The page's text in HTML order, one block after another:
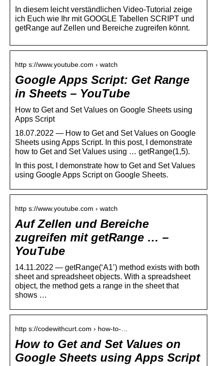
In diesem leicht verständlichen Video-Tutorial zeige
ich Euch wie Ihr mit GOOGLE Tabellen SCRIPT und
getRange auf Zellen und Bereiche zugreifen könnt.
http s://www.youtube.com › watch
Google Apps Script: Get Range
in Sheets – YouTube
How to Get and Set Values on Google Sheets using
Apps Script
18.07.2022 — How to Get and Set Values on Google
Sheets using Apps Script. In this post, I demonstrate
how to Get and Set Values using … getRange(1,5).
In this post, I demonstrate how to Get and Set Values
using Google Apps Script on Google Sheets.
http s://www.youtube.com › watch
Auf Zellen und Bereiche
zugreifen mit getRange … –
YouTube
14.11.2022 — getRange(‘A1’) method exists with both
sheet and spreadsheet objects. With a spreadsheet
object, the method gets a range in the sheet that
shows …
http s://codewithcurt.com › how-to-…
How to Get and Set Values on
Google Sheets using Apps Script